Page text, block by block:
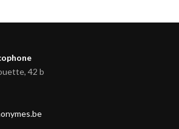
42 b